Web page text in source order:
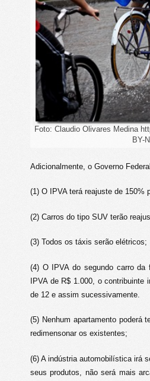
Foto: Claudio Olivares Medina
BY-
Adicionalmente, o Governo
(1) O IPVA terá reajuste de 150%
(2) Carros do tipo SUV terão
(3) Todos os táxis serão elétricos;
(4) O IPVA do segundo carro
IPVA de R$ 1.000, o
de 12 e assim sucessivamente.
(5) Nenhum apartamento poderá
redimensonar os existentes;
(6) A indústria automobilística irá
seus produtos, não será mais